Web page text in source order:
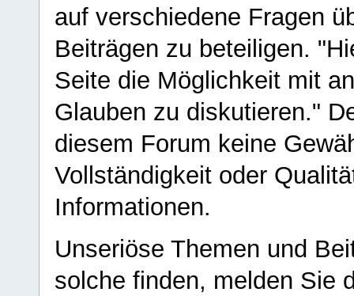
auf verschiedene Fragen
Beiträgen zu beteiligen.
Seite die Möglichkeit mit
Glauben zu diskutieren."
diesem Forum keine
Vollständigkeit oder
Informationen.
Unseriöse Themen und
solche finden, melden Sie